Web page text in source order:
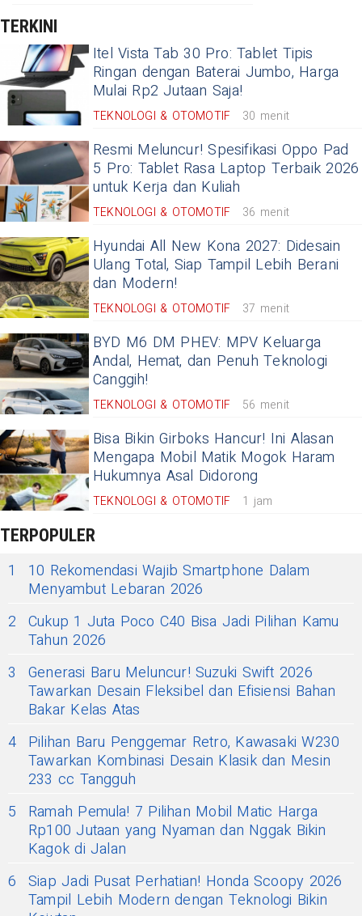
TERKINI
Itel Vista Tab 30 Pro: Tablet Tipis
Ringan dengan Baterai Jumbo, Harga
Mulai Rp2 Jutaan Saja!
TEKNOLOGI & OTOMOTIF 30 menit
Resmi Meluncur! Spesifikasi Oppo Pad
5 Pro: Tablet Rasa Laptop Terbaik 2026
untuk Kerja dan Kuliah
TEKNOLOGI & OTOMOTIF 36 menit
Hyundai All New Kona 2027: Didesain
Ulang Total, Siap Tampil Lebih Berani
dan Modern!
TEKNOLOGI & OTOMOTIF 37 menit
BYD M6 DM PHEV: MPV Keluarga
Andal, Hemat, dan Penuh Teknologi
Canggih!
TEKNOLOGI & OTOMOTIF 56 menit
Bisa Bikin Girboks Hancur! Ini Alasan
Mengapa Mobil Matik Mogok Haram
Hukumnya Asal Didorong
TEKNOLOGI & OTOMOTIF 1 jam
TERPOPULER
1
10 Rekomendasi Wajib Smartphone Dalam
Menyambut Lebaran 2026
2 Cukup 1 Juta Poco C40 Bisa Jadi Pilihan Kamu
Tahun 2026
3
Generasi Baru Meluncur! Suzuki Swift 2026
Tawarkan Desain Fleksibel dan Efisiensi Bahan
Bakar Kelas Atas
4 Pilihan Baru Penggemar Retro, Kawasaki W230
Tawarkan Kombinasi Desain Klasik dan Mesin
233 cc Tangguh
5
Ramah Pemula! 7 Pilihan Mobil Matic Harga
Rp100 Jutaan yang Nyaman dan Nggak Bikin
Kagok di Jalan
6 Siap Jadi Pusat Perhatian! Honda Scoopy 2026
Tampil Lebih Modern dengan Teknologi Bikin